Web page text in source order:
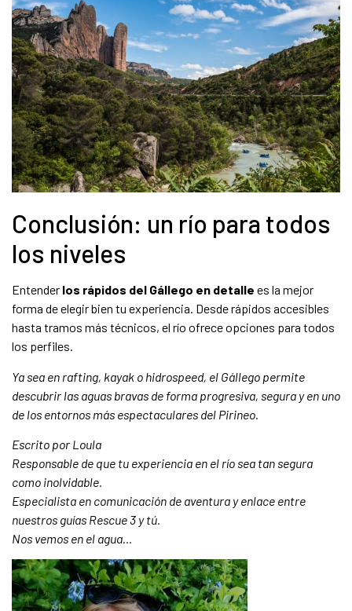
Conclusión: un río para todos
los niveles
Entender los rápidos del Gállego en detalle es la mejor
forma de elegir bien tu experiencia. Desde rápidos accesibles
hasta tramos más técnicos, el río ofrece opciones para todos
los perfiles.
Ya sea en rafting, kayak o hidrospeed, el Gállego permite
descubrir las aguas bravas de forma progresiva, segura y en uno
de los entornos más espectaculares del Pirineo.
Escrito por Loula
Responsable de que tu experiencia en el río sea tan segura
como inolvidable.
Especialista en comunicación de aventura y enlace entre
nuestros guías Rescue 3 y tú.
Nos vemos en el agua…